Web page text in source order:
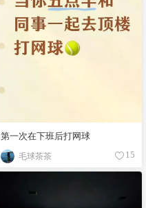
第一次在下班后打网球
毛球茶茶 15